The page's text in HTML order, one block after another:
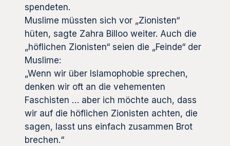
spendeten.
Muslime müssten sich vor „Zionisten“
hüten, sagte Zahra Billoo weiter. Auch die
„höflichen Zionisten“ seien die „Feinde“ der
Muslime:
„Wenn wir über Islamophobie sprechen,
denken wir oft an die vehementen
Faschisten … aber ich möchte auch, dass
wir auf die höflichen Zionisten achten, die
sagen, lasst uns einfach zusammen Brot
brechen.“